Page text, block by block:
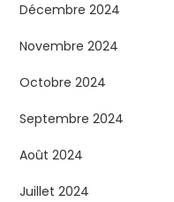
Décembre 2024
Novembre 2024
Octobre 2024
Septembre 2024
Août 2024
Juillet 2024